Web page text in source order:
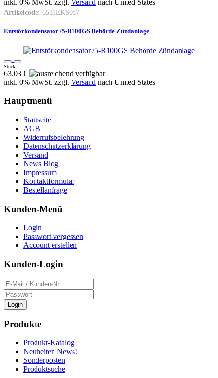
inkl. 0% MwSt. zzgl. Versand nach United States
Artikelcode: 6531EKS087
Entstörkondensator /5-R100GS Behörde Zündanlage
Stück
63.03 €
inkl. 0% MwSt. zzgl. Versand nach United States
Hauptmenü
Startseite
AGB
Widerrufsbelehrung
Datenschutzerklärung
Versand
News Blog
Impressum
Kontaktformular
Bestellanfrage
Kunden-Menü
Login
Passwort vergessen
Account erstellen
Kunden-Login
Login
Produkte
Produkt-Katalog
Neuheiten News!
Sonderposten
Produktsuche